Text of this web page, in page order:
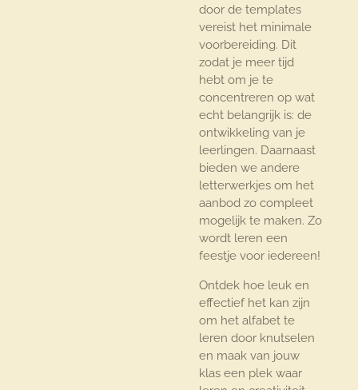
door de templates
vereist het minimale
voorbereiding. Dit
zodat je meer tijd
hebt om je te
concentreren op wat
echt belangrijk is: de
ontwikkeling van je
leerlingen. Daarnaast
bieden we andere
letterwerkjes om het
aanbod zo compleet
mogelijk te maken. Zo
wordt leren een
feestje voor iedereen!
Ontdek hoe leuk en
effectief het kan zijn
om het alfabet te
leren door knutselen
en maak van jouw
klas een plek waar